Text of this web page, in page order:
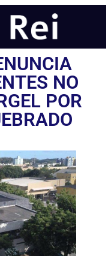
NO
POR